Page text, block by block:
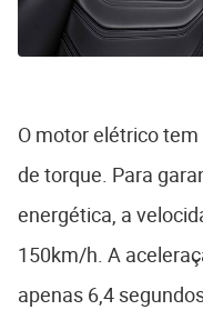
O motor elétrico
de torque. Para
energética, a
150km/h. A
apenas 6,4